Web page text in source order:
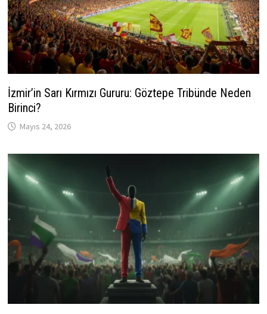
İzmir’in Sarı Kırmızı Gururu: Göztepe Tribünde Neden
Birinci?
Mayıs 24, 2026